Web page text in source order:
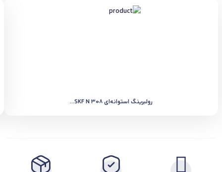
رولبرینگ استوانه‌ای SKF N 308...